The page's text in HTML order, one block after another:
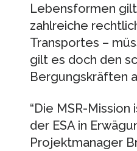
Lebensformen
zahlreiche
Transportes –
gilt es doch den
Bergungskräften
“Die MSR-
der ESA in
Projektmanager